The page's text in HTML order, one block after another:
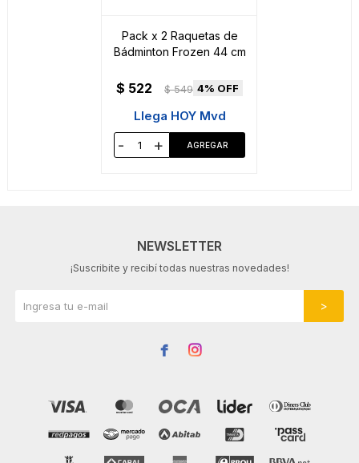
Pack x 2 Raquetas de
Bádminton Frozen 44 cm
$ 522 $ 549 4
Llega HOY Mvd
- +
NEWSLETTER
¡Suscribite y recibí todas nuestras novedades!
 